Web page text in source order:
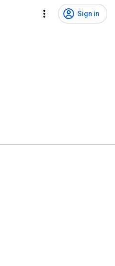
Sign in